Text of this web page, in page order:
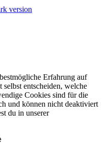
version
Erfahrung auf
selbst entscheiden, welche
Cookies sind für die
und können nicht deaktiviert
du in unserer